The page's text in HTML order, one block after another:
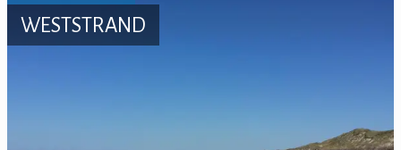
WESTSTRAND